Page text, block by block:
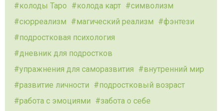
колоды Таро
колода карт
символизм
сюрреализм
магический реализм
фэнтези
подростковая психология
дневник для подростков
упражнения для саморазвития
внутренний мир
развитие личности
подростковый возраст
работа с эмоциями
забота о себе